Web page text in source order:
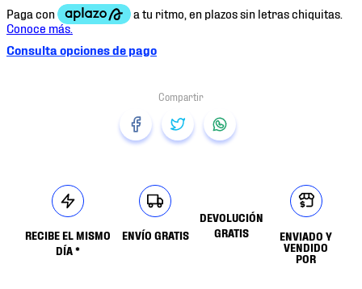
Consulta opciones de pago
RECIBE EL MISMO
DÍA *
ENVÍO GRATIS
DEVOLUCIÓN
GRATIS
ENVIADO Y
VENDIDO
POR